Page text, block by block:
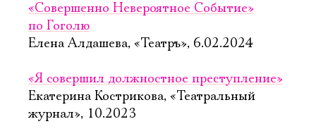
«Совершенно Невероятное Событие»
по Гоголю
Елена Алдашева, «Театръ», 6.02.2024
«Я совершил должностное преступление»
Екатерина Кострикова, «Театральный
журнал», 10.2023